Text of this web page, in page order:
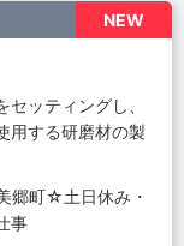
NEW
ッティングし、
用する研磨材の製
郷町☆土日休み・
事